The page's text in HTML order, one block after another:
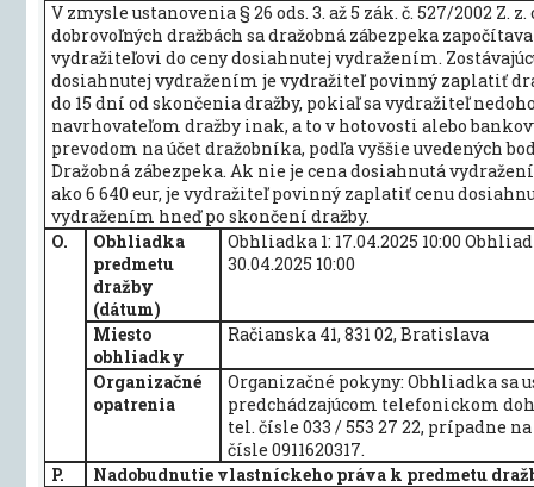
V zmysle ustanovenia § 26 ods. 3. až 5 zák. č. 527/2002 Z. z.
dobrovoľných dražbách sa dražobná zábezpeka započítava
vydražiteľovi do ceny dosiahnutej vydražením.
dosiahnutej vydražením je vydražiteľ povinný zaplatiť
do 15 dní od skončenia dražby, pokiaľ sa vydražiteľ
navrhovateľom dražby inak, a to v hotovosti alebo
prevodom na účet dražobníka, podľa vyššie uvedených
Dražobná zábezpeka. Ak nie je cena dosiahnutá
ako 6 640 eur, je vydražiteľ povinný zaplatiť cenu
vydražením hneď po skončení dražby.
O.
Obhliadka
predmetu
dražby
(dátum)
Obhliadka 1: 17.04.2025 10:00
30.04.2025 10:00
Miesto
obhliadky
Račianska 41, 831 02, Bratislava
Organizačné
opatrenia
Organizačné pokyny: Obhliadka sa
predchádzajúcom telefonickom
tel. čísle 033 / 553 27 22, prípadne
čísle 0911620317.
P.
Nadobudnutie vlastníckeho práva k predmetu